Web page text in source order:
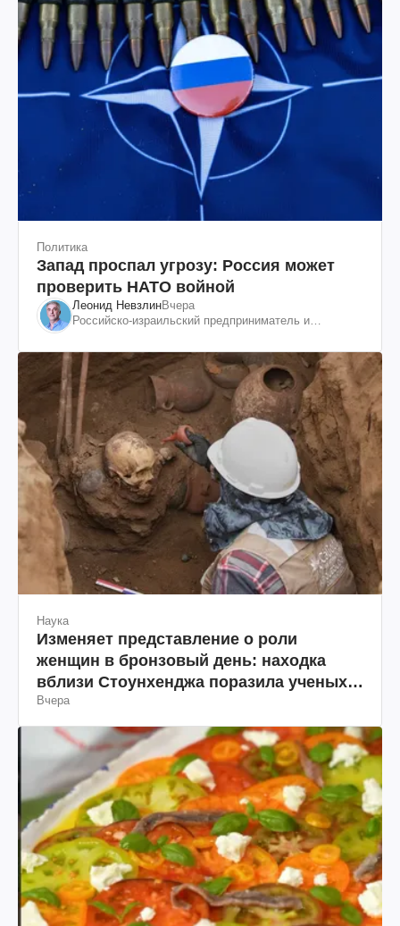
Политика
Запад проспал угрозу: Россия может
проверить НАТО войной
Леонид НевзлинВчера
Российско-израильский предприниматель и
"ЮКОСа"
Наука
Изменяет представление о роли
женщин в бронзовый день: находка
вблизи Стоунхенджа поразила ученых
(фото)
Вчера